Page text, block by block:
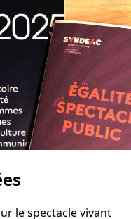
le spectacle vivant